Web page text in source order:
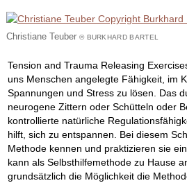
Christiane Teuber © BURKHARD BARTEL
Tension and Trauma Releasing
uns Menschen angelegte Fähigkeit, im
Spannungen und Stress zu lösen. Das
neurogene Zittern oder Schütteln oder
kontrollierte natürliche
hilft, sich zu entspannen. Bei diesem
Methode kennen und praktizieren sie
kann als Selbsthilfemethode zu Hause
grundsätzlich die Möglichkeit die